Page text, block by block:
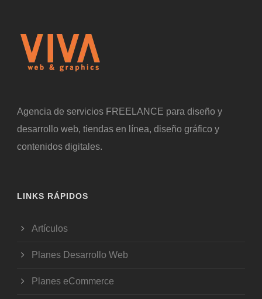
Agencia de servicios FREELANCE para diseño y
desarrollo web, tiendas en línea, diseño gráfico y
contenidos digitales.
LINKS RÁPIDOS
Artículos
Planes Desarrollo Web
Planes eCommerce